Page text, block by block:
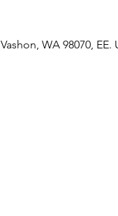
WA 98070, EE.